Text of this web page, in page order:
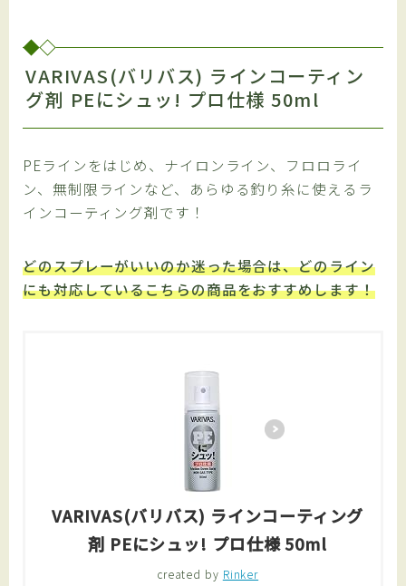
VARIVAS(バリバス) ラインコーティン
グ剤 PEにシュッ! プロ仕様 50ml
PEラインをはじめ、ナイロンライン、フロロライ
ン、無制限ラインなど、あらゆる釣り糸に使えるラ
インコーティング剤です！
どのスプレーがいいのか迷った場合は、どのライン
にも対応しているこちらの商品をおすすめします！
VARIVAS(バリバス) ラインコーティング
剤 PEにシュッ! プロ仕様 50ml
created by Rinker